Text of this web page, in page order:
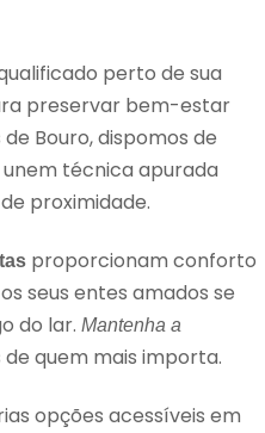
perto de sua
preservar bem-estar
Bouro, dispomos de
unem técnica apurada
proximidade.
proporcionam conforto
seus entes amados se
do lar. Mantenha a
quem mais importa.
opções acessíveis em